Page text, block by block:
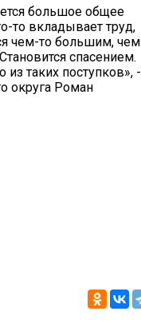
большое общее
то вкладывает труд,
чем-то большим, чем
спасением.
таких поступков», -
округа Роман